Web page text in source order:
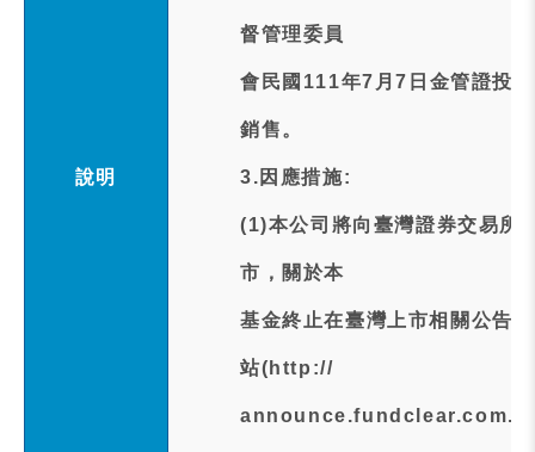
說明
督管理委員
會民國111年7月7日金管證投
銷售。
3.因應措施:
(1)本公司將向臺灣證券交易所
市，關於本
基金終止在臺灣上市相關公告
站(http://